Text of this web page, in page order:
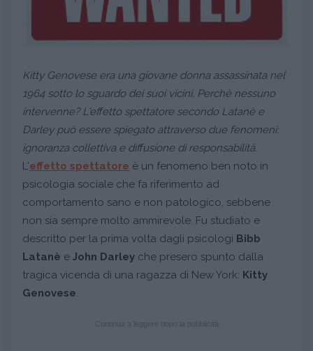
Kitty Genovese era una giovane donna assassinata nel
1964 sotto lo sguardo dei suoi vicini. Perchè nessuno
intervenne? L'effetto spettatore secondo Latanè e
Darley può essere spiegato attraverso due fenomeni:
ignoranza collettiva e diffusione di responsabilità.
L'effetto spettatore è un fenomeno ben noto in
psicologia sociale che fa riferimento ad
comportamento sano e non patologico, sebbene
non sia sempre molto ammirevole. Fu studiato e
descritto per la prima volta dagli psicologi Bibb
Latanè e John Darley che presero spunto dalla
tragica vicenda di una ragazza di New York: Kitty
Genovese.